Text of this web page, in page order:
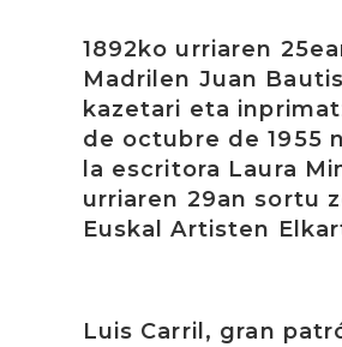
1892ko urriaren
Madrilen Juan
kazetari eta
de octubre de 1955
la escritora Laura
urriaren 29an sortu
Euskal Artisten
Luis Carril, gran